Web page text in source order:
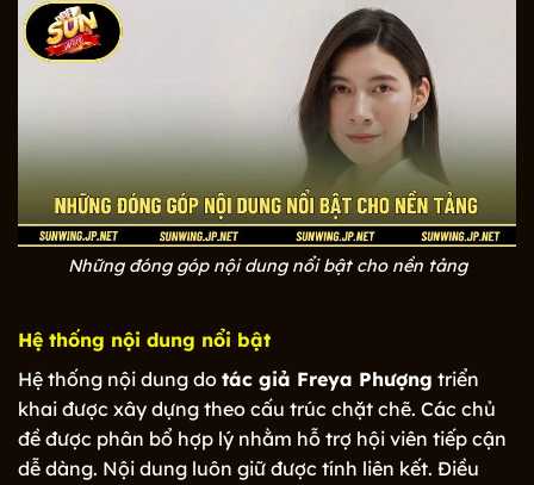
Những đóng góp nội dung nổi bật cho nền tảng
Hệ thống nội dung nổi bật
Hệ thống nội dung do tác giả Freya Phượng triển
khai được xây dựng theo cấu trúc chặt chẽ. Các chủ
đề được phân bổ hợp lý nhằm hỗ trợ hội viên tiếp cận
dễ dàng. Nội dung luôn giữ được tính liên kết. Điều